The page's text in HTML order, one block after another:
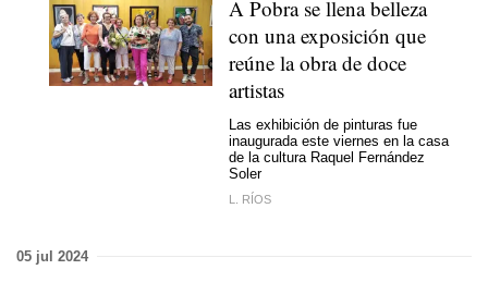
A Pobra se llena belleza
con una exposición que
reúne la obra de doce
artistas
Las exhibición de pinturas fue
inaugurada este viernes en la casa
de la cultura Raquel Fernández
Soler
L. RÍOS
05 jul 2024